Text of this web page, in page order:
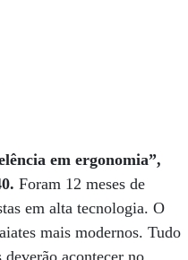
em ergonomia”,
Foram 12 meses de
em alta tecnologia. O
mais modernos. Tudo
acontecer no